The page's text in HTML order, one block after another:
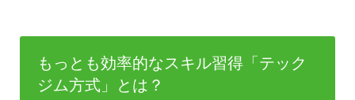
もっとも効率的なスキル習得「テック
ジム方式」とは？